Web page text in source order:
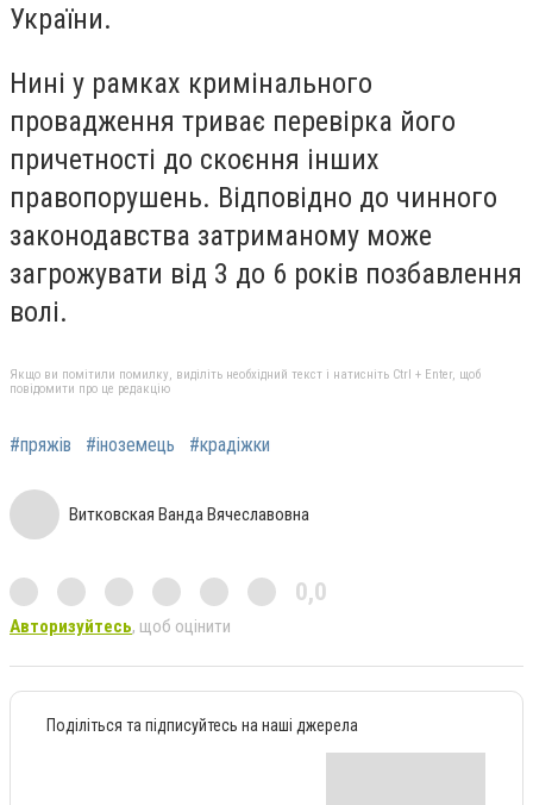
України.
Нині у рамках кримінального
провадження триває перевірка його
причетності до скоєння інших
правопорушень. Відповідно до чинного
законодавства затриманому може
загрожувати від 3 до 6 років позбавлення
волі.
Якщо ви помітили помилку, виділіть необхідний текст і натисніть Ctrl + Enter, щоб
повідомити про це редакцію
#пряжів #іноземець #крадіжки
Витковская Ванда Вячеславовна
0,0
Авторизуйтесь, щоб оцінити
Поділіться та підписуйтесь на наші джерела